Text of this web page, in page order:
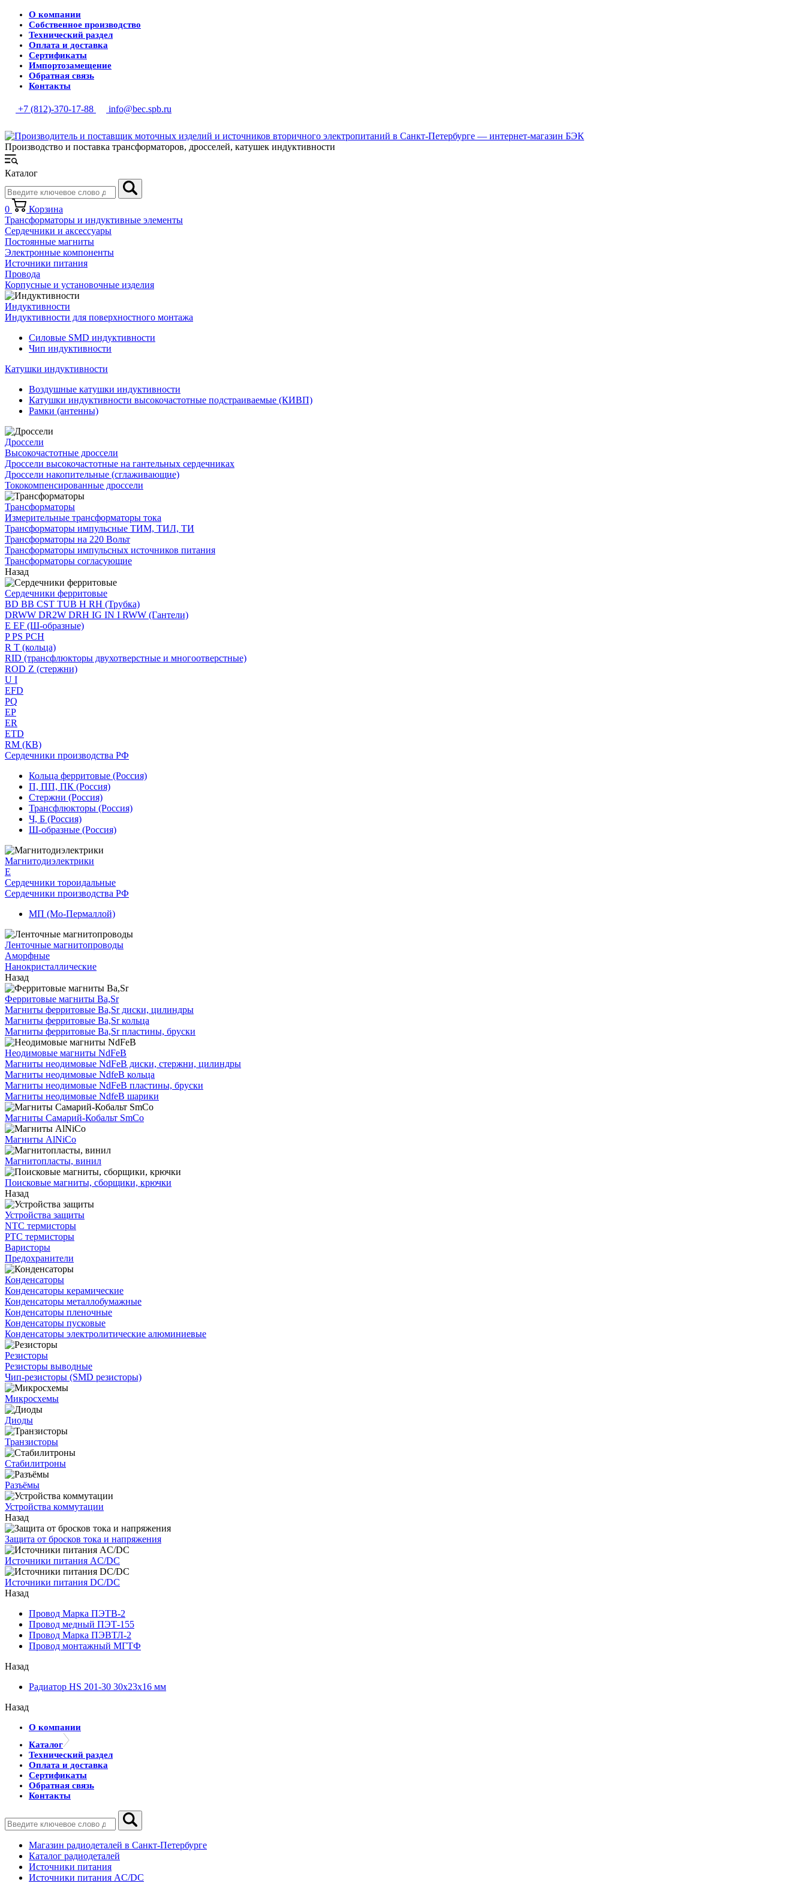
О компании
Собственное производство
Технический раздел
Оплата и доставка
Сертификаты
Импортозамещение
Обратная связь
Контакты
+7 (812)-370-17-88 info@bec.spb.ru
Производство и поставка трансформаторов, дросселей, катушек индуктивности
Каталог
0
Корзина
Трансформаторы и индуктивные элементы
Сердечники и аксессуары
Постоянные магниты
Электронные компоненты
Источники питания
Провода
Корпусные и установочные изделия
Индуктивности
Индуктивности для поверхностного монтажа
Силовые SMD индуктивности
Чип индуктивности
Катушки индуктивности
Воздушные катушки индуктивности
Катушки индуктивности высокочастотные подстраиваемые (КИВП)
Рамки (антенны)
Дроссели
Высокочастотные дроссели
Дроссели высокочастотные на гантельных сердечниках
Дроссели накопительные (сглаживающие)
Тококомпенсированные дроссели
Трансформаторы
Измерительные трансформаторы тока
Трансформаторы импульсные ТИМ, ТИЛ, ТИ
Трансформаторы на 220 Вольт
Трансформаторы импульсных источников питания
Трансформаторы согласующие
Назад
Сердечники ферритовые
BD BB CST TUB H RH (Трубка)
DRWW DR2W DRH IG IN I RWW (Гантели)
E EF (Ш-образные)
P PS PCH
R T (кольца)
RID (трансфлюкторы двухотверстные и многоотверстные)
ROD Z (стержни)
U I
EFD
PQ
EP
ER
ETD
RM (КВ)
Сердечники производства РФ
Кольца ферритовые (Россия)
П, ПП, ПК (Россия)
Стержни (Россия)
Трансфлюкторы (Россия)
Ч, Б (Россия)
Ш-образные (Россия)
Магнитодиэлектрики
E
Сердечники тороидальные
Сердечники производства РФ
МП (Мо-Пермаллой)
Ленточные магнитопроводы
Аморфные
Нанокристаллические
Назад
Ферритовые магниты Ba,Sr
Магниты ферритовые Ba,Sr диски, цилиндры
Магниты ферритовые Ba,Sr кольца
Магниты ферритовые Ba,Sr пластины, бруски
Неодимовые магниты NdFeB
Магниты неодимовые NdFeB диски, стержни, цилиндры
Магниты неодимовые NdfeB кольца
Магниты неодимовые NdFeB пластины, бруски
Магниты неодимовые NdfeB шарики
Магниты Самарий-Кобальт SmCo
Магниты AlNiCo
Магнитопласты, винил
Поисковые магниты, сборщики, крючки
Назад
Устройства защиты
NTC термисторы
PTC термисторы
Варисторы
Предохранители
Конденсаторы
Конденсаторы керамические
Конденсаторы металлобумажные
Конденсаторы пленочные
Конденсаторы пусковые
Конденсаторы электролитические алюминиевые
Резисторы
Резисторы выводные
Чип-резисторы (SMD резисторы)
Микросхемы
Диоды
Транзисторы
Стабилитроны
Разъёмы
Устройства коммутации
Назад
Защита от бросков тока и напряжения
Источники питания AC/DC
Источники питания DC/DC
Назад
Провод Марка ПЭТВ-2
Провод медный ПЭТ-155
Провод Марка ПЭВТЛ-2
Провод монтажный МГТФ
Назад
Радиатор HS 201-30 30х23х16 мм
Назад
О компании
Каталог
Технический раздел
Оплата и доставка
Сертификаты
Обратная связь
Контакты
Магазин радиодеталей в Санкт-Петербурге
Каталог радиодеталей
Источники питания
Источники питания AC/DC